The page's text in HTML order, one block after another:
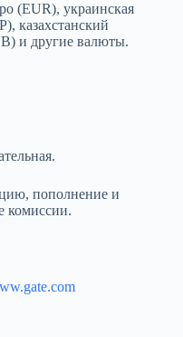
(EUR), украинская
казахстанский
и другие валюты.
пополнение и
комиссии.